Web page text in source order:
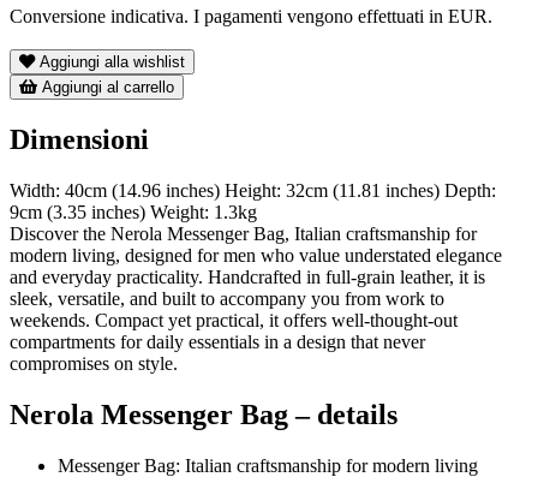
Conversione indicativa. I pagamenti vengono effettuati in EUR.
Aggiungi alla wishlist
Aggiungi al carrello
Dimensioni
Width: 40cm (14.96 inches) Height: 32cm (11.81 inches) Depth:
9cm (3.35 inches) Weight: 1.3kg
Discover the Nerola Messenger Bag, Italian craftsmanship for
modern living, designed for men who value understated elegance
and everyday practicality. Handcrafted in full-grain leather, it is
sleek, versatile, and built to accompany you from work to
weekends. Compact yet practical, it offers well-thought-out
compartments for daily essentials in a design that never
compromises on style.
Nerola Messenger Bag – details
Messenger Bag: Italian craftsmanship for modern living